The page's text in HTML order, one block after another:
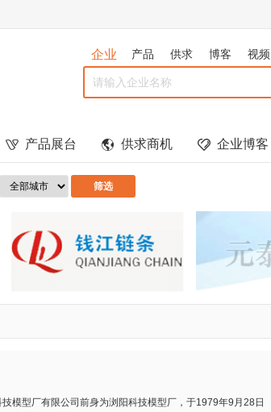
企业 产品 供求 博客 视频
产品展台 供求商机 企业博客
型厂有限公司前身为浏阳科技模型厂，于1979年9月28日